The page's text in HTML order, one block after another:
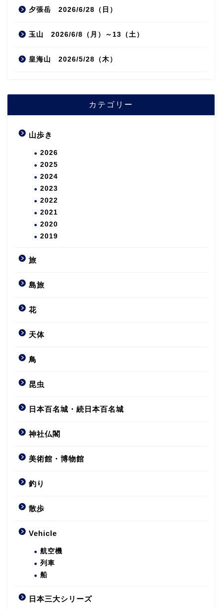
夕張岳 2026/6/28（日）
玉山 2026/6/8（月）～13（土）
皇海山 2026/5/28（木）
カテゴリー
山歩き
2026
2025
2024
2023
2022
2021
2020
2019
旅
島旅
花
天体
鳥
昆虫
日本百名城・続日本百名城
神社仏閣
美術館・博物館
釣り
散歩
Vehicle
航空機
列車
船
日本三大シリーズ